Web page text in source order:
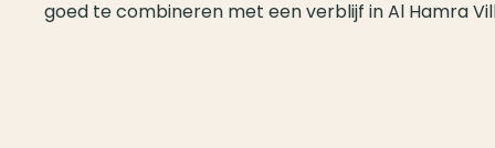
goed te combineren met een verblijf in Al Hamra